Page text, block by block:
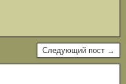
Следующий пост →